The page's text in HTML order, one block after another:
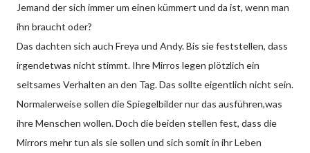
Jemand der sich immer um einen kümmert und da ist, wenn man
ihn braucht oder?
Das dachten sich auch Freya und Andy. Bis sie feststellen, dass
irgendetwas nicht stimmt. Ihre Mirros legen plötzlich ein
seltsames Verhalten an den Tag. Das sollte eigentlich nicht sein.
Normalerweise sollen die Spiegelbilder nur das ausführen,was
ihre Menschen wollen. Doch die beiden stellen fest, dass die
Mirrors mehr tun als sie sollen und sich somit in ihr Leben